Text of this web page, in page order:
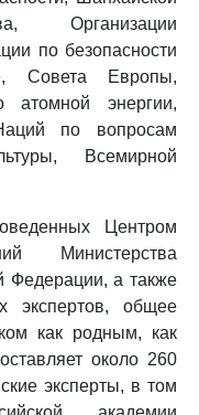
Организации
по безопасности
Совета Европы,
атомной энергии,
по вопросам
Всемирной
Центром
Министерства
Федерации, а также
экспертов, общее
как родным, как
около 260
эксперты, в том